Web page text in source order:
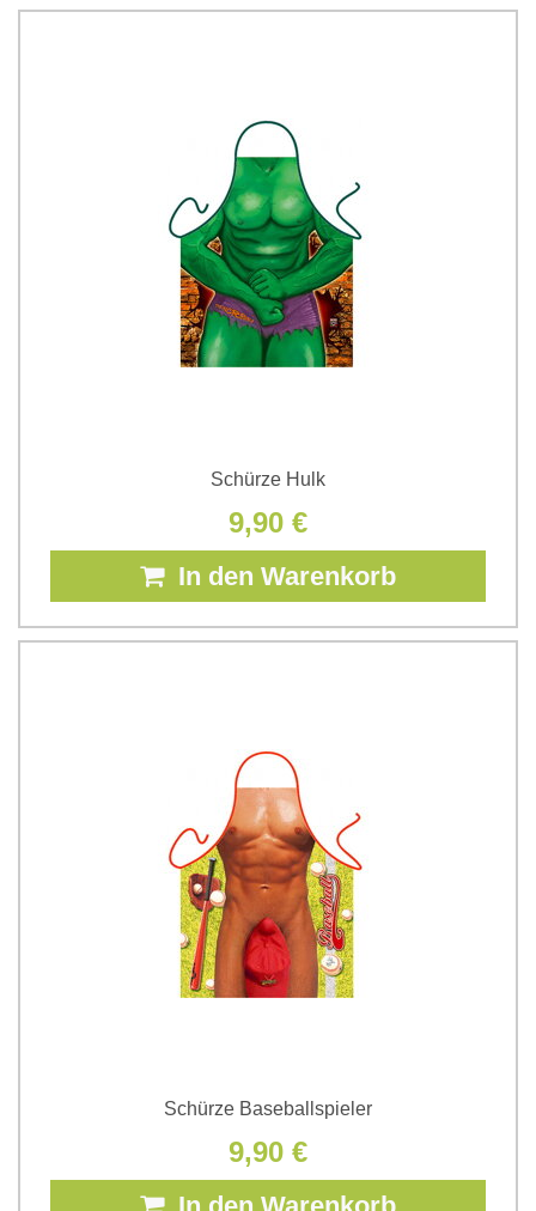
Schürze Hulk
9,90 €
In den Warenkorb
Schürze Baseballspieler
9,90 €